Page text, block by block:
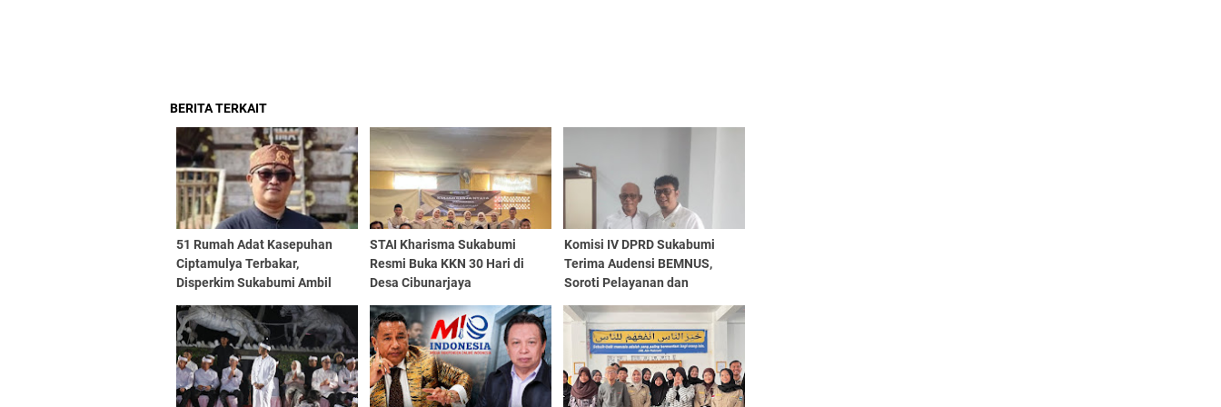
BERITA TERKAIT
51 Rumah Adat Kasepuhan
Ciptamulya Terbakar,
Disperkim Sukabumi Ambil
STAI Kharisma Sukabumi
Resmi Buka KKN 30 Hari di
Desa Cibunarjaya
Komisi IV DPRD Sukabumi
Terima Audensi BEMNUS,
Soroti Pelayanan dan